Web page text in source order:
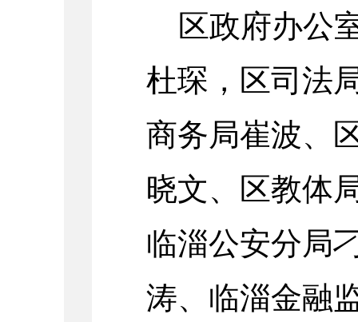
区政府办公
杜琛 ， 区司法
商务局崔波、
晓文、区教体
临淄公安分局
涛、临淄金融